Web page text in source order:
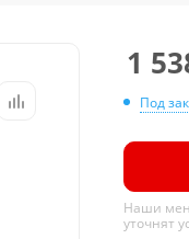
1
Под
Наши
уточнят